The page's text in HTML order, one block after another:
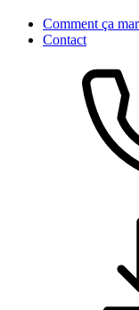
Comment ça
Contact